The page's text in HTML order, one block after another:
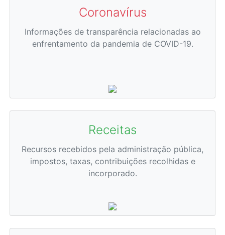
Coronavírus
Informações de transparência relacionadas ao
enfrentamento da pandemia de COVID-19.
Receitas
Recursos recebidos pela administração pública,
impostos, taxas, contribuições recolhidas e
incorporado.